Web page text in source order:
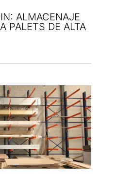
ALMACENAJE
PALETS DE ALTA